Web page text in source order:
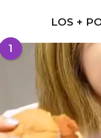
LOS +
1